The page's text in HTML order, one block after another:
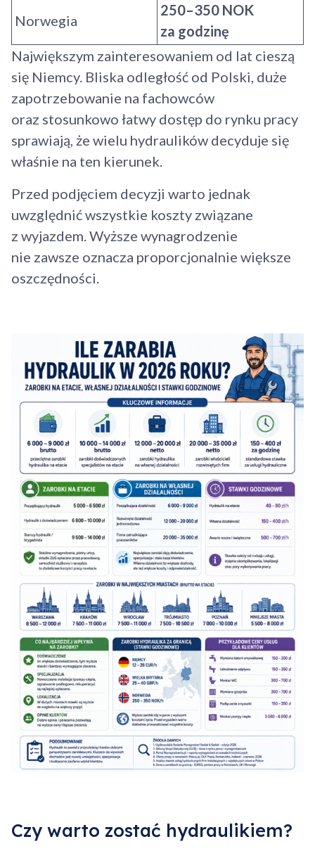
Norwegia
250–350 NOK
za godzinę
Największym zainteresowaniem od lat cieszą
się Niemcy. Bliska odległość od Polski, duże
zapotrzebowanie na fachowców
oraz stosunkowo łatwy dostęp do rynku pracy
sprawiają, że wielu hydraulików decyduje się
właśnie na ten kierunek.
Przed podjęciem decyzji warto jednak
uwzględnić wszystkie koszty związane
z wyjazdem. Wyższe wynagrodzenie
nie zawsze oznacza proporcjonalnie większe
oszczędności.
Czy warto zostać hydraulikiem?